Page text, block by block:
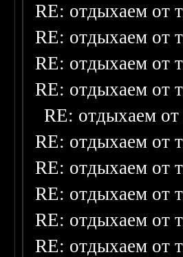
RE: отдыхаем от
RE: отдыхаем от
RE: отдыхаем от
RE: отдыхаем от
RE: отдыхаем
RE: отдыхаем от
RE: отдыхаем от
RE: отдыхаем от
RE: отдыхаем от
RE: отдыхаем от